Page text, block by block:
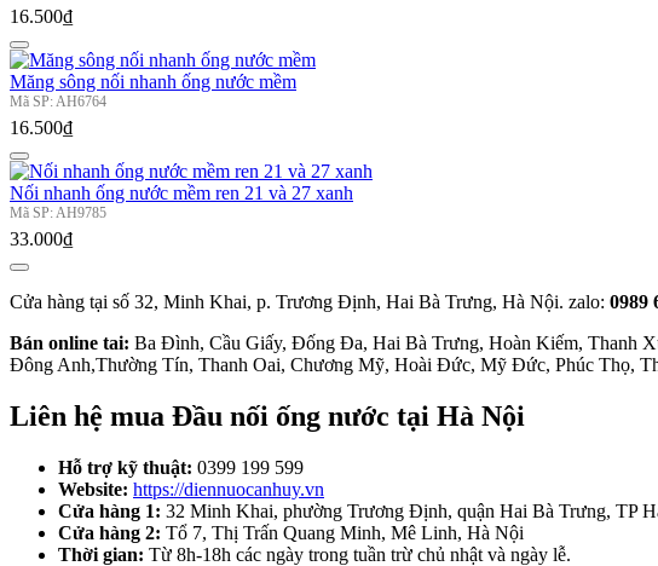
16.500₫
Măng sông nối nhanh ống nước mềm
Mã SP: AH6764
16.500₫
Nối nhanh ống nước mềm ren 21 và 27 xanh
Mã SP: AH9785
33.000₫
Cửa hàng tại số 32, Minh Khai, p. Trương Định, Hai Bà Trưng, Hà Nội. zalo: 0989
Bán online tai: Ba Đình, Cầu Giấy, Đống Đa, Hai Bà Trưng, Hoàn Kiếm, Thanh
Đông Anh,Thường Tín, Thanh Oai, Chương Mỹ, Hoài Đức, Mỹ Đức, Phúc Thọ,
Liên hệ mua Đầu nối ống nước tại Hà Nội
Hỗ trợ kỹ thuật: 0399 199 599
Website: https://diennuocanhuy.vn
Cửa hàng 1: 32 Minh Khai, phường Trương Định, quận Hai Bà Trưng, TP
Cửa hàng 2: Tổ 7, Thị Trấn Quang Minh, Mê Linh, Hà Nội
Thời gian: Từ 8h-18h các ngày trong tuần trừ chủ nhật và ngày lễ.